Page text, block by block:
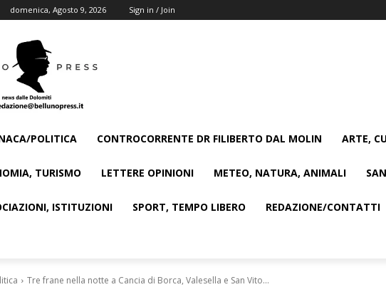
domenica, Agosto 9, 2026 Sign in / Join
POLITICA CONTROCORRENTE DR FILIBERTO DAL MOLIN ARTE,
TURISMO LETTERE OPINIONI METEO, NATURA, ANIMALI
ISTITUZIONI SPORT, TEMPO LIBERO REDAZIONE/CONTATTI
Tre frane nella notte a Cancia di Borca, Valesella e San Vito...